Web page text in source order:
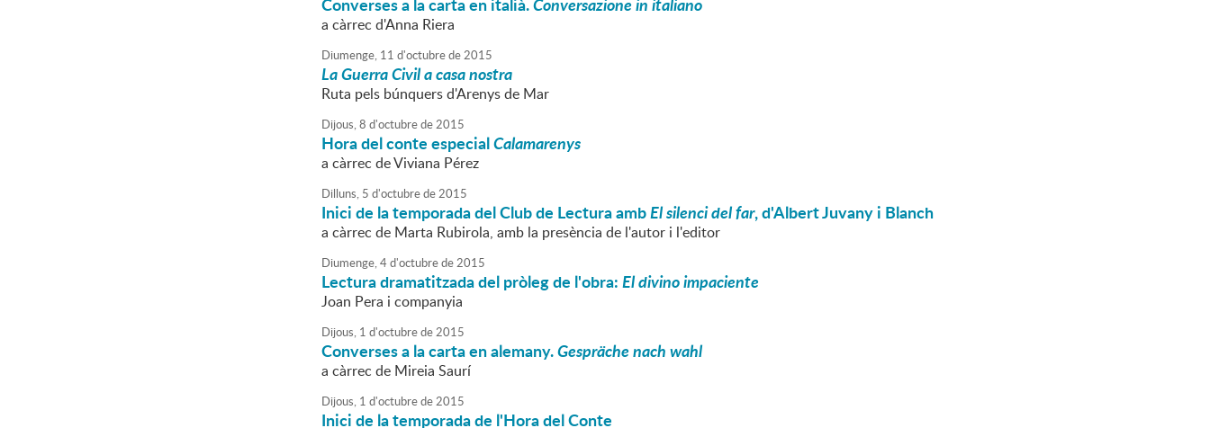
a càrrec d'Anna Riera
Diumenge, 11 d'octubrede2015
La Guerra Civil a casa nostra
Ruta pels búnquers d'Arenys de Mar
Dijous,8 d'octubrede2015
Hora del conte especialCalamarenys
a càrrec de Viviana Pérez
Dilluns, 5 d'octubrede2015
Inici de la temporada del Club de Lectura ambEl silenci del far, d'Albert Juvany i Blanch
a càrrec de Marta Rubirola, amb la presència de l'autor i l'editor
Diumenge,4d'octubrede2015
Lectura dramatitzada del pròleg de l'obra:El divino impaciente
Joan Pera i companyia
Dijous, 1 d'octubrede2015
Converses a la carta en alemany.Gespräche nach wahl
a càrrec de Mireia Saurí
Dijous, 1 d'octubrede2015
Inici de la temporada de l'Hora del Conte